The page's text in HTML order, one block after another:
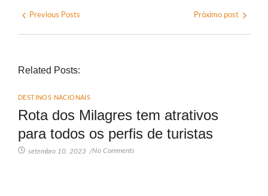
Previous Posts Próximo post
Related Posts:
DESTINOS NACIONAIS
Rota dos Milagres tem atrativos
para todos os perfis de turistas
setembro 10, 2023 /No Comments